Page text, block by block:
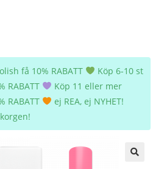
få 10% RABATT
Köp 6-10 st
RABATT
Köp 11 eller mer
RABATT
ej REA, ej NYHET!